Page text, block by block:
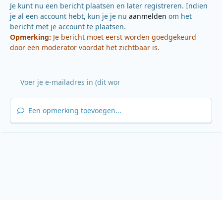
Je kunt nu een bericht plaatsen en later registreren. Indien
je al een account hebt, kun je je nu aanmelden om het
bericht met je account te plaatsen.
Opmerking: Je bericht moet eerst worden goedgekeurd
door een moderator voordat het zichtbaar is.
Een opmerking toevoegen...